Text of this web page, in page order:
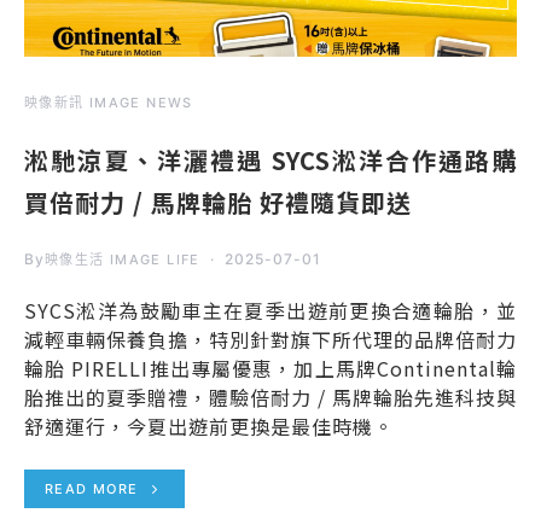
映像新訊 IMAGE NEWS
淞馳涼夏、洋灑禮遇 SYCS淞洋合作通路購
買倍耐力 / 馬牌輪胎 好禮隨貨即送
By 映像生活 IMAGE LIFE 2025-07-01
SYCS淞洋為鼓勵車主在夏季出遊前更換合適輪胎，並
減輕車輛保養負擔，特別針對旗下所代理的品牌倍耐力
輪胎 PIRELLI推出專屬優惠，加上馬牌Continental輪
胎推出的夏季贈禮，體驗倍耐力 / 馬牌輪胎先進科技與
舒適運行，今夏出遊前更換是最佳時機。
READ MORE